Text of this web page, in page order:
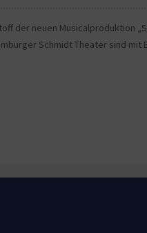
der neuen Musicalproduktion
Schmidt Theater sind